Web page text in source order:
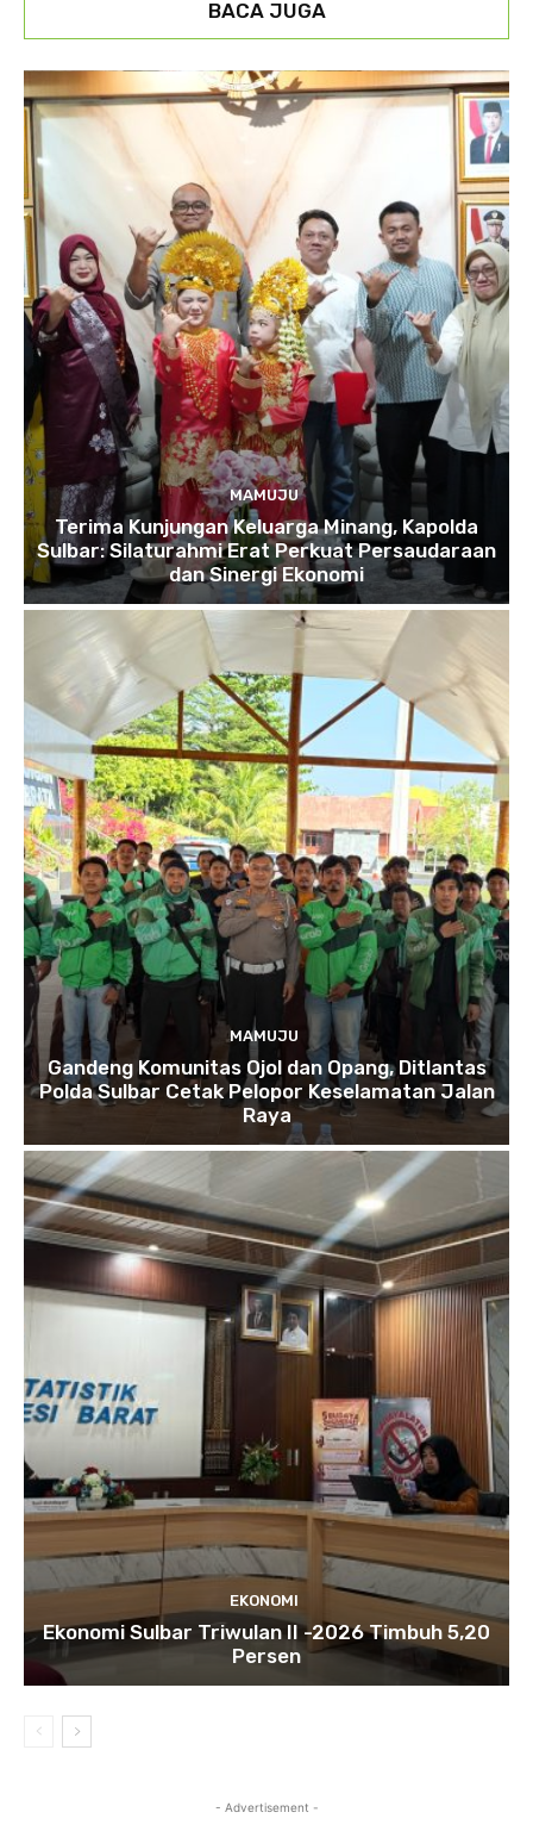
BACA JUGA
MAMUJU
Terima Kunjungan Keluarga Minang, Kapolda
Sulbar: Silaturahmi Erat Perkuat Persaudaraan
dan Sinergi Ekonomi
MAMUJU
Gandeng Komunitas Ojol dan Opang, Ditlantas
Polda Sulbar Cetak Pelopor Keselamatan Jalan
Raya
EKONOMI
Ekonomi Sulbar Triwulan II -2026 Timbuh 5,20
Persen
- Advertisement -